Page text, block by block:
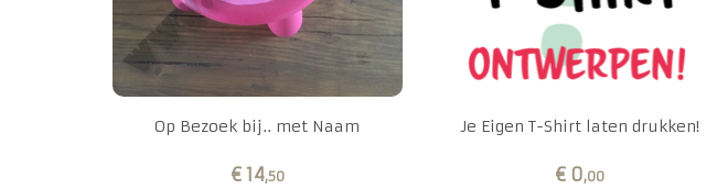
Op Bezoek bij.. met Naam
€ 14,50
Je Eigen T-Shirt laten drukken!
€ 0,00